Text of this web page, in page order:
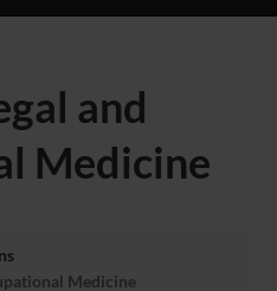
and
Medicine
Medicine